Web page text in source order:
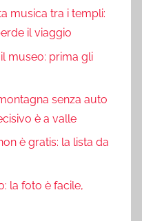
musica tra i templi:
il viaggio
museo: prima gli
senza auto
è a valle
è gratis: la lista da
la foto è facile,